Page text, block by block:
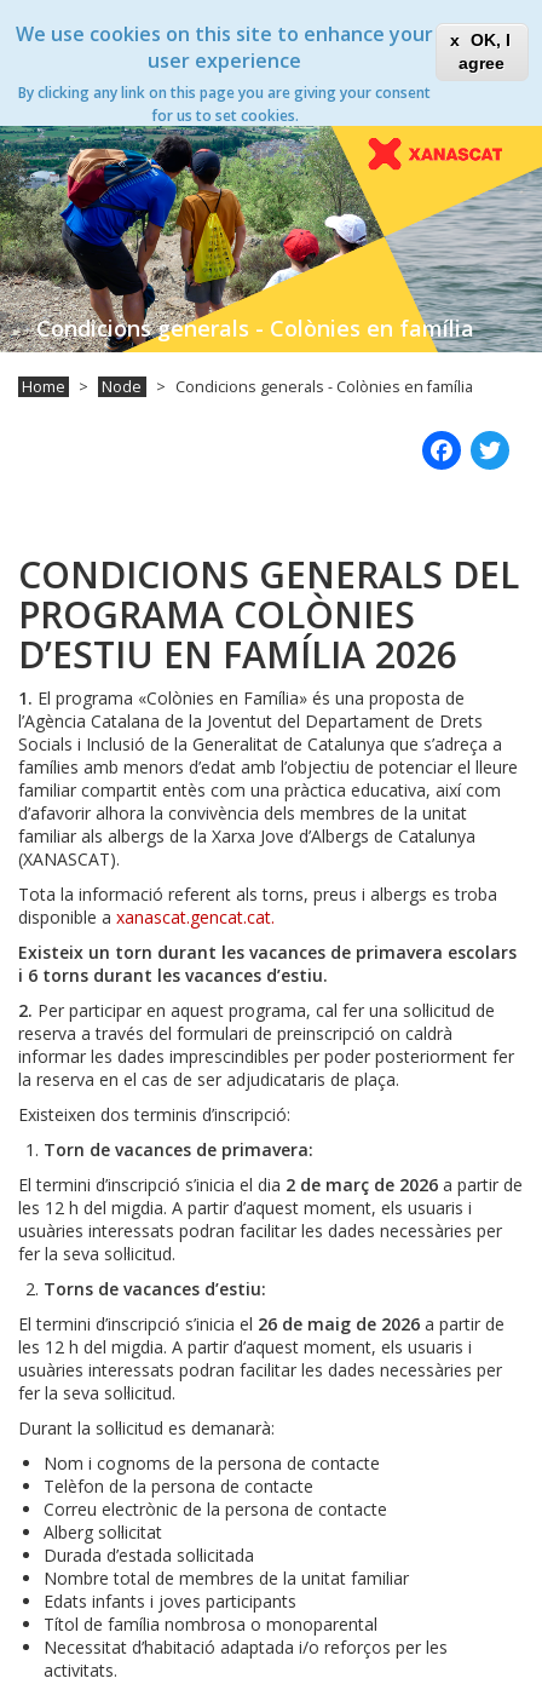
We use cookies on this site to enhance your
user experience
By clicking any link on this page you are giving your consent
for us to set cookies.
OK, I
agree
to
content
Toggle
Xanascat
Toggle
navigation
Condicions generals - Colònies en família
Condicions generals - Colònies en família
Home Node Condicions generals - Colònies en família
CONDICIONS GENERALS DEL
PROGRAMA COLÒNIES
D’ESTIU EN FAMÍLIA 2026
1. El programa «Colònies en Família» és una proposta de
l’Agència Catalana de la Joventut del Departament de Drets
Socials i Inclusió de la Generalitat de Catalunya que s’adreça a
famílies amb menors d’edat amb l’objectiu de potenciar el lleure
familiar compartit entès com una pràctica educativa, així com
d’afavorir alhora la convivència dels membres de la unitat
familiar als albergs de la Xarxa Jove d’Albergs de Catalunya
(XANASCAT).
Tota la informació referent als torns, preus i albergs es troba
disponible a xanascat.gencat.cat.
Existeix un torn durant les vacances de primavera escolars
i 6 torns durant les vacances d’estiu.
2. Per participar en aquest programa, cal fer una sol·licitud de
reserva a través del formulari de preinscripció on caldrà
informar les dades imprescindibles per poder posteriorment fer
la reserva en el cas de ser adjudicataris de plaça.
Existeixen dos terminis d’inscripció:
Torn de vacances de primavera:
El termini d’inscripció s’inicia el dia 2 de març de 2026 a partir de
les 12 h del migdia. A partir d’aquest moment, els usuaris i
usuàries interessats podran facilitar les dades necessàries per
fer la seva sol·licitud.
Torns de vacances d’estiu:
El termini d’inscripció s’inicia el 26 de maig de 2026 a partir de
les 12 h del migdia. A partir d’aquest moment, els usuaris i
usuàries interessats podran facilitar les dades necessàries per
fer la seva sol·licitud.
Durant la sol·licitud es demanarà:
Nom i cognoms de la persona de contacte
Telèfon de la persona de contacte
Correu electrònic de la persona de contacte
Alberg sol·licitat
Durada d’estada sol·licitada
Nombre total de membres de la unitat familiar
Edats infants i joves participants
Títol de família nombrosa o monoparental
Necessitat d’habitació adaptada i/o reforços per les
activitats.